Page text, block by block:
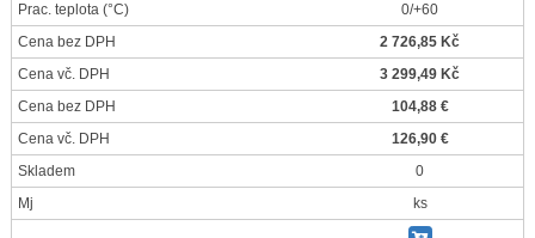
Prac. teplota (°C)
0/+60
Cena bez DPH
2 726,85 Kč
Cena vč. DPH
3 299,49 Kč
Cena bez DPH
104,88 €
Cena vč. DPH
126,90 €
Skladem
0
Mj
ks